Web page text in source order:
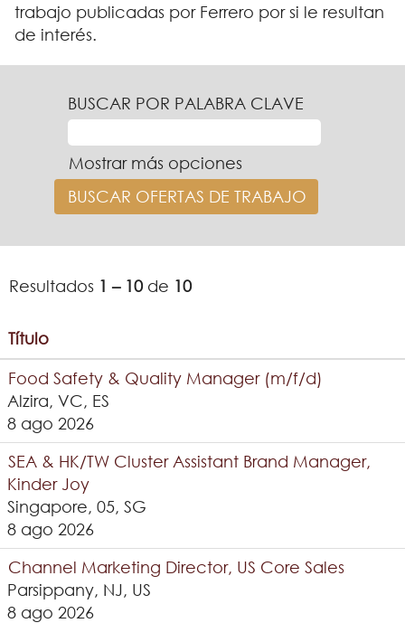
trabajo publicadas por Ferrero por si le resultan
de interés.
BUSCAR POR PALABRA CLAVE
Mostrar más opciones
Resultados 1 – 10de 10
Título
Food Safety & Quality Manager (m/f/d)
Alzira, VC, ES
8 ago 2026
SEA & HK/TW Cluster Assistant Brand Manager,
Kinder Joy
Singapore, 05, SG
8 ago 2026
Channel Marketing Director, US Core Sales
Parsippany, NJ, US
8 ago 2026